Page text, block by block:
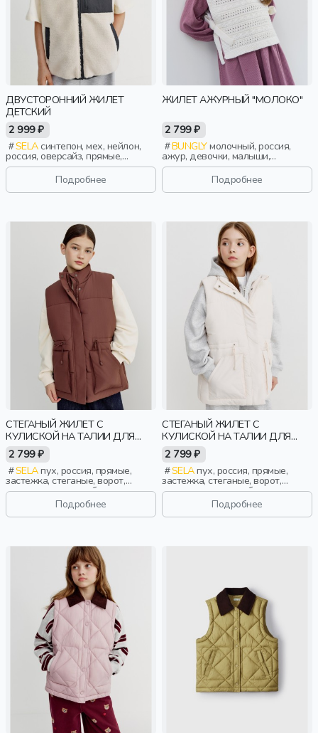
ДВУСТОРОННИЙ ЖИЛЕТ
ДЕТСКИЙ
2 999 ₽
SELAсинтепон, мех, нейлон,
россия, оверсайз, прямые,
молния, застежка, стеганые,
двухсторонние, свободные,
прорези, карман,
непромокаемые, воротник,
Подробнее
ЖИЛЕТ АЖУРНЫЙ "МОЛОКО"
2 799 ₽
BUNGLYмолочный, россия,
ажур, девочки, малыши,
дошкольники, дети
Подробнее
СТЕГАНЫЙ ЖИЛЕТ С
КУЛИСКОЙ НА ТАЛИИ ДЛЯ
ДЕВОЧЕК
2 799 ₽
SELAпух, россия, прямые,
застежка, стеганые, ворот,
кнопки, клапан, свободные,
непромокаемые, кулиска,
воротник, воротник-стойка,
девочки, дети
Подробнее
СТЕГАНЫЙ ЖИЛЕТ С
КУЛИСКОЙ НА ТАЛИИ ДЛЯ
ДЕВОЧЕК
2 799 ₽
SELAпух, россия, прямые,
застежка, стеганые, ворот,
кнопки, клапан, свободные,
непромокаемые, кулиска,
воротник, воротник-стойка,
девочки, дети
Подробнее